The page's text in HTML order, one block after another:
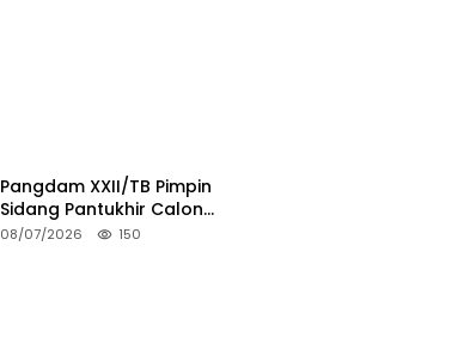
Pangdam XXII/TB Pimpin
Sidang Pantukhir Calon
Tamtama TNI AD Gelombang II
08/07/2026 150